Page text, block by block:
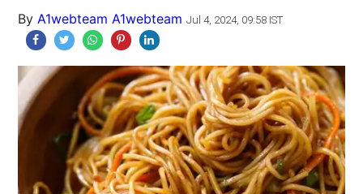
By A1webteam A1webteam Jul 4, 2024, 09:58 IST